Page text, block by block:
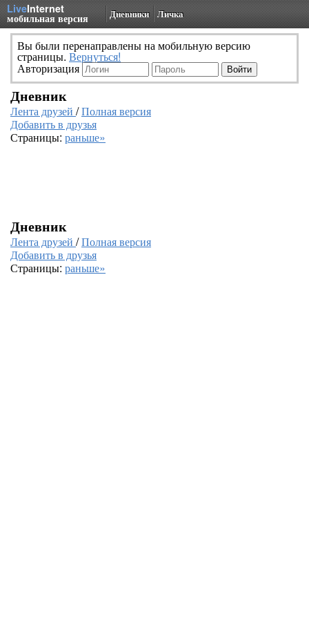
LiveInternet
мобильная версия Дневники Личка
Вы были перенаправлены на мобильную версию
страницы. Вернуться!
Авторизация
Дневник
Лента друзей /Полная версия
Добавить в друзья
Страницы: раньше»
Дневник
Лента друзей /Полная версия
Добавить в друзья
Страницы: раньше»